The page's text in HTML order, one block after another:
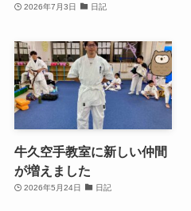
2026年7月3日 日記
牛久空手教室に新しい仲間
が増えました
2026年5月24日 日記